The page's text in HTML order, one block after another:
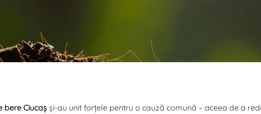
bere Ciucaș și-au unit forțele pentru o cauză comună – aceea de a